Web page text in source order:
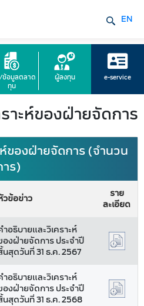
EN
ข้อมูลตลาด
ทุน
ผู้ลงทุน e-service
าะห์ของฝ่ายจัดการ
ของฝ่ายจัดการ (จำนวน
ร)
วข้อข่าว
ราย
ละเอียด
ำอธิบายและวิเคราะห์
องฝ่ายจัดการ ประจำปี
นสุดวันที่ 31 ธ.ค. 2567
ำอธิบายและวิเคราะห์
องฝ่ายจัดการ ประจำปี
นสุดวันที่ 31 ธ.ค. 2568